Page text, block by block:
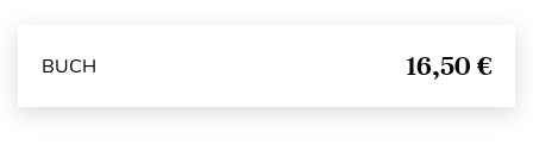
BUCH 16,50 €